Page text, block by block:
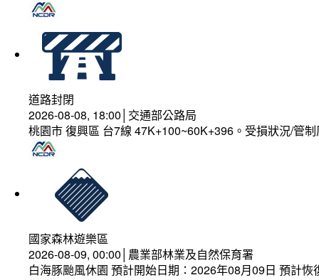
道路封閉
2026-08-08, 18:00│交通部公路局
桃園市 復興區 台7線 47K+100~60K+396。受損狀況/管
國家森林遊樂區
2026-08-09, 00:00│農業部林業及自然保育署
白海豚颱風休園 預計開始日期：2026年08月09日 預計